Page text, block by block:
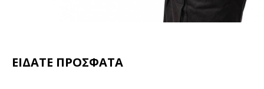
ΕΙΔΑΤΕ ΠΡΟΣΦΑΤΑ